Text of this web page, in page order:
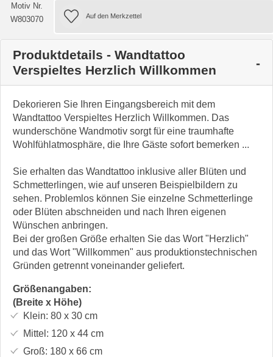
Motiv Nr.
W803070
Produktdetails - Wandtattoo
Verspieltes Herzlich Willkommen
Dekorieren Sie Ihren Eingangsbereich mit dem
Wandtattoo Verspieltes Herzlich Willkommen. Das
wunderschöne Wandmotiv sorgt für eine traumhafte
Wohlfühlatmosphäre, die Ihre Gäste sofort bemerken ...
Sie erhalten das Wandtattoo inklusive aller Blüten und
Schmetterlingen, wie auf unseren Beispielbildern zu
sehen. Problemlos können Sie einzelne Schmetterlinge
oder Blüten abschneiden und nach Ihren eigenen
Wünschen anbringen.
Bei der großen Größe erhalten Sie das Wort "Herzlich"
und das Wort "Willkommen" aus produktionstechnischen
Gründen getrennt voneinander geliefert.
Größenangaben:
(Breite x Höhe)
Klein: 80 x 30cm
Mittel: 120 x 44cm
Groß: 180 x 66cm